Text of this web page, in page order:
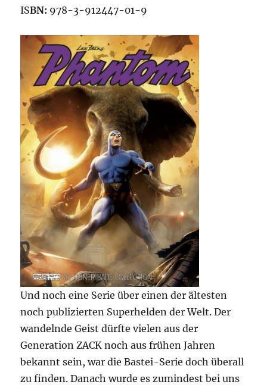
ISBN: 978-3-912447-01-9
Und noch eine Serie über einen der ältesten
noch publizierten Superhelden der Welt. Der
wandelnde Geist dürfte vielen aus der
Generation ZACK noch aus frühen Jahren
bekannt sein, war die Bastei-Serie doch überall
zu finden. Danach wurde es zumindest bei uns